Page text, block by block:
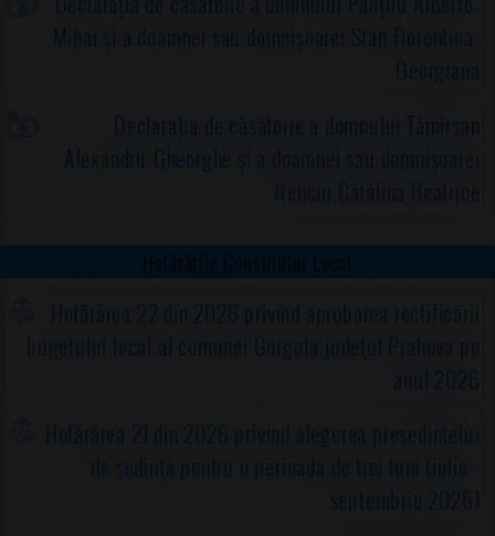
Mihai și a doamnei sau domnișoarei Stan Florentina-
Georgiana
Declarația de căsătorie a domnului Tămîrsan
Alexandru-Gheorghe și a doamnei sau domnișoarei
Nenciu Cătălina Beatrice
Hotărârile Consiliului Local
Hotărârea 22 din 2026 privind aprobarea rectificării
bugetului local al comunei Gorgota,judeţul Prahova pe
anul 2026
Hotărârea 21 din 2026 privind alegerea preşedintelui
de şedinţă pentru o perioada de trei luni (iulie -
septembrie 2026)